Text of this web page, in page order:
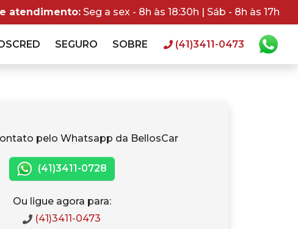
atendimento: Seg a sex - 8h às 18:30h | Sáb - 8h às 17h
SEGURO SOBRE (41)3411-0473
pelo Whatsapp da BellosCar
(41)3411-0728
Ou ligue agora para:
(41)3411-0473